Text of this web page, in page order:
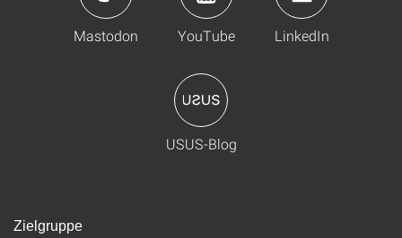
Mastodon YouTube LinkedIn
USUS-Blog
Zielgruppe